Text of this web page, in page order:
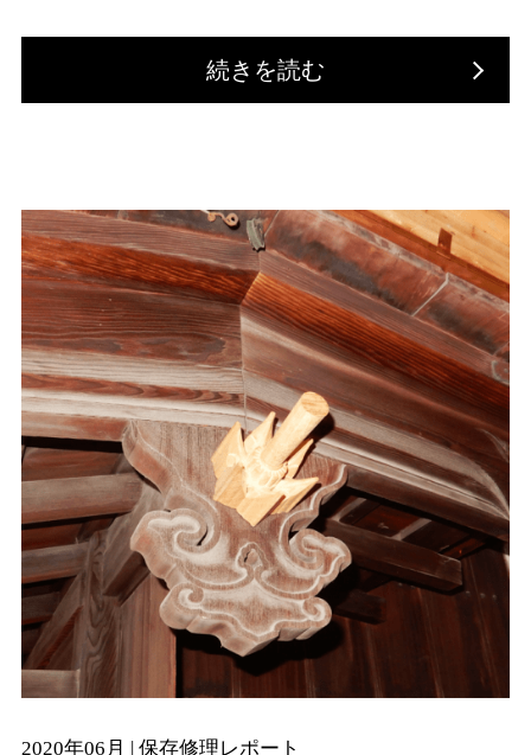
続きを読む
2020年06月 | 保存修理レポート